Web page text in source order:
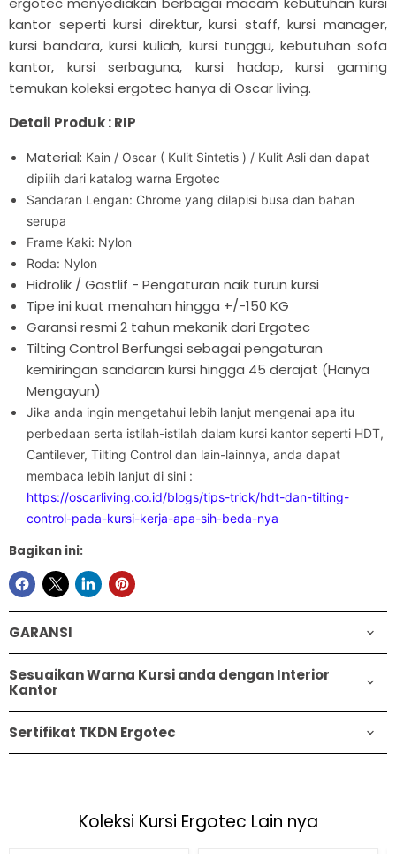
kantor seperti kursi direktur, kursi staff, kursi manager,
kursi bandara, kursi kuliah, kursi tunggu, kebutuhan sofa
kantor, kursi serbaguna, kursi hadap, kursi gaming
temukan koleksi ergotec hanya di Oscar living.
Detail Produk : RIP
Material: Kain / Oscar ( Kulit Sintetis ) / Kulit Asli dan dapat
dipilih dari katalog warna Ergotec
Sandaran Lengan: Chrome yang dilapisi busa dan bahan
serupa
Frame Kaki: Nylon
Roda: Nylon
Hidrolik / Gastlif - Pengaturan naik turun kursi
Tipe ini kuat menahan hingga +/-150 KG
Garansi resmi 2 tahun mekanik dari Ergotec
Tilting Control Berfungsi sebagai pengaturan
kemiringan sandaran kursi hingga 45 derajat (Hanya
Mengayun)
Jika anda ingin mengetahui lebih lanjut mengenai apa itu
perbedaan serta istilah-istilah dalam kursi kantor seperti HDT,
Cantilever, Tilting Control dan lain-lainnya, anda dapat
membaca lebih lanjut di sini :
https://oscarliving.co.id/blogs/tips-trick/hdt-dan-tilting-
control-pada-kursi-kerja-apa-sih-beda-nya
Bagikan ini:
GARANSI
Sesuaikan Warna Kursi anda dengan Interior
Kantor
Sertifikat TKDN Ergotec
Koleksi Kursi Ergotec Lain nya